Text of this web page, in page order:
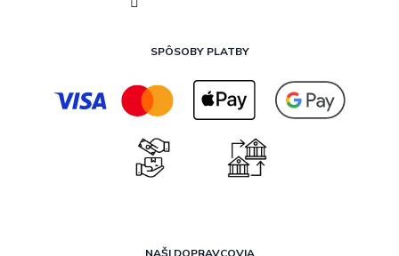
SPÔSOBY PLATBY
NAŠI DOPRAVCOVIA